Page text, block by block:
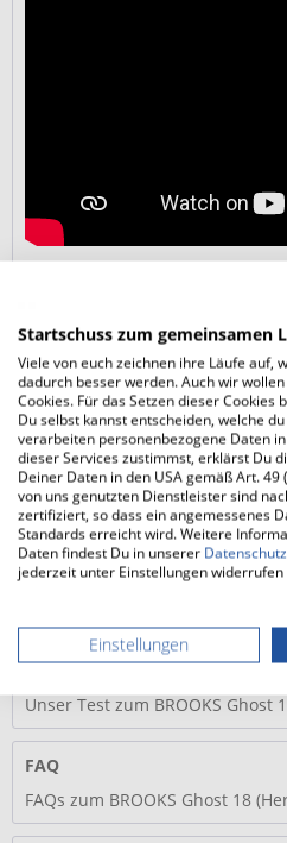
BROOKS Ghost 18
der beliebteste
Das Wichtigste im 100
DNA LOFT v3-Dämpfung für ein
dennoch kontrolliertes
Klassischer Daily Trainer für
und Alltagseinsätze
10 mm Sprengung für ein
Abrollverhalten
Überarbeitetes Mesh-Upper
Atmungsaktivität und Komfort
Test
Unser Test zum BROOKS Ghost
FAQ
FAQs zum BROOKS Ghost 18
Startschuss zum gemeinsamen
Viele von euch zeichnen ihre Läufe auf,
dadurch besser werden. Auch wir
Cookies. Für das Setzen dieser
Du selbst kannst entscheiden, welche
verarbeiten personenbezogene Daten
dieser Services zustimmst, erklärst Du
Deiner Daten in den USA gemäß Art. 49
von uns genutzten Dienstleister sind
zertifiziert, so dass ein angemessenes
Standards erreicht wird. Weitere
Daten findest Du in unserer
jederzeit unter Einstellungen
Einstellungen